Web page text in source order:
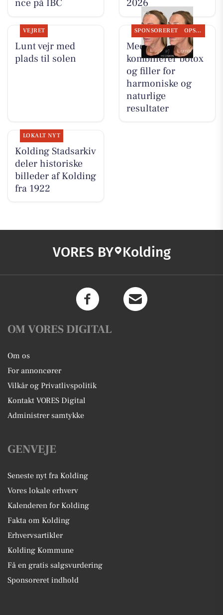
nce på IBC
2026
VEJRET
Lunt vejr med
plads til solen
SPONSORERET OPSLAGSTAVLEN
MediSkin
kombinerer botox
og filler for
harmoniske og
naturlige
resultater
LOKALT NYT
Kolding Stadsarkiv
deler historiske
billeder af Kolding
fra 1922
VORES BY Kolding
OM VORES DIGITAL
Om os
For annoncører
Vilkår og Privatlivspolitik
Kontakt VORES Digital
Administrer samtykke
GENVEJE
Seneste nyt fra Kolding
Vores lokale erhverv
Kalenderen for Kolding
Fakta om Kolding
Erhvervsartikler
Kolding Kommune
Få en gratis salgsvurdering
Sponsoreret indhold